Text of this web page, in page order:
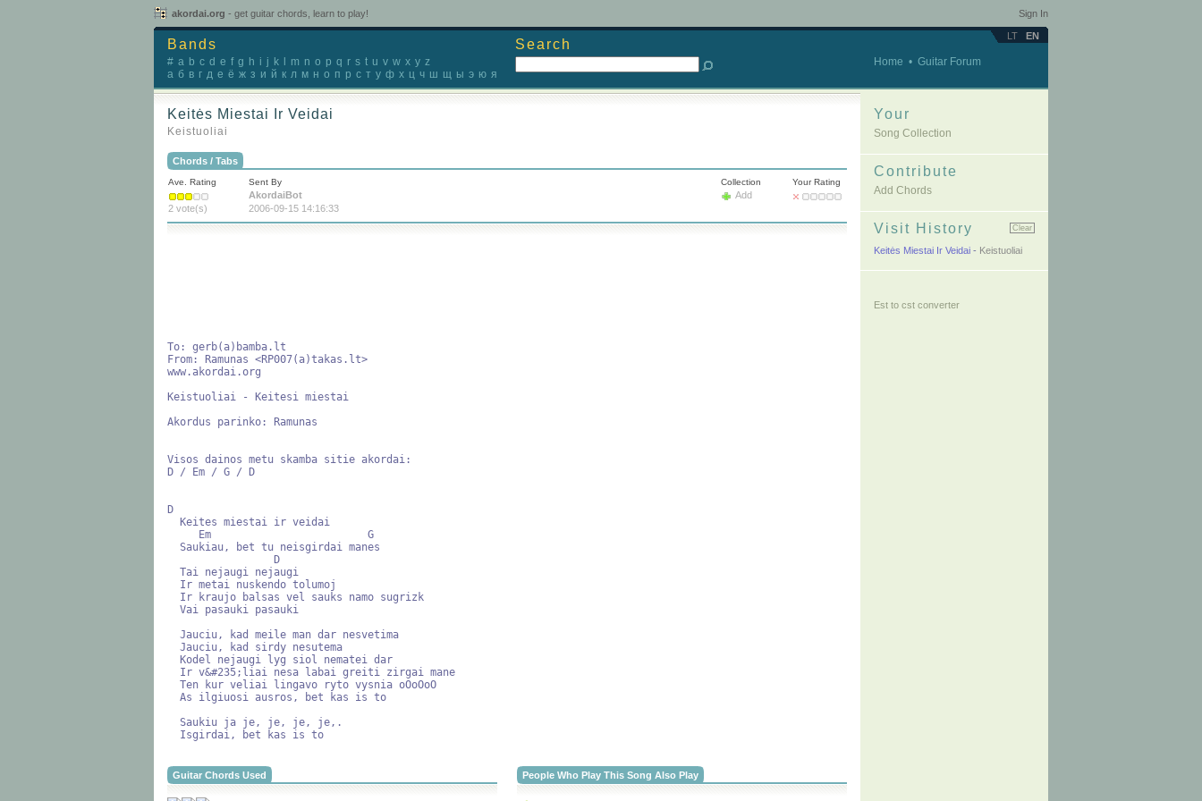
akordai.org - get guitar chords, learn to play! Sign In
LT EN
Bands
# a b c d e f g h i j k m n o p q r s t u v w x y z
а б в г д е ё ж з и й к л м н о п р с т у ф х ц ч ш щ ы э ю я
Search
Home • Guitar Forum
Keitės Miestai Ir Veidai
Keistuoliai
Chords / Tabs
Ave. Rating
2 vote(s)
Sent By
AkordaiBot
2006-09-15 14:16:33
Your Rating
Collection
Add
To: gerb(a)bamba.lt
From: Ramunas <RP007(a)takas.lt>
www.akordai.org
Keistuoliai - Keitesi miestai
Akordus parinko: Ramunas
Visos dainos metu skamba sitie akordai:
D / Em / G / D
D
  Isgirdai, bet kas is to
Guitar Chords Used People Who Play This Song Also Play
Your
Song Collection
Contribute
Add Chords
Visit History Clear
Keitės Miestai Ir Veidai - Keistuoliai
Est to cst converter